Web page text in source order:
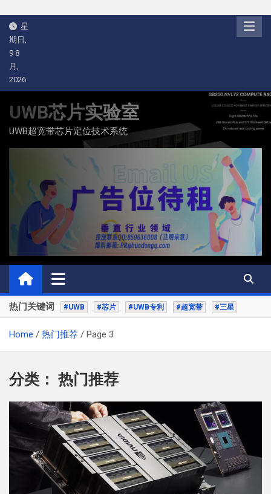
Skip
content
星
期日,
9 8
月,
2026
UWB芯片实验室
UWB超宽带芯片定位技术系统
热门关键词 #UWB #芯片 #UWB专利 #超宽带 #三星
Home 热门推荐 Page 3
分类： 热门推荐